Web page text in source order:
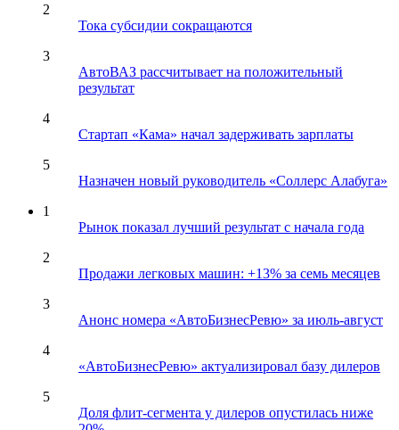
2
Тока субсидии сокращаются
3
АвтоВАЗ рассчитывает на положительный
результат
4
Стартап «Кама» начал задерживать зарплаты
5
Назначен новый руководитель «Соллерс Алабуга»
1
Рынок показал лучший результат с начала года
2
Продажи легковых машин: +13% за семь месяцев
3
Анонс номера «АвтоБизнесРевю» за июль-август
4
«АвтоБизнесРевю» актуализировал базу дилеров
5
Доля флит-сегмента у дилеров опустилась ниже